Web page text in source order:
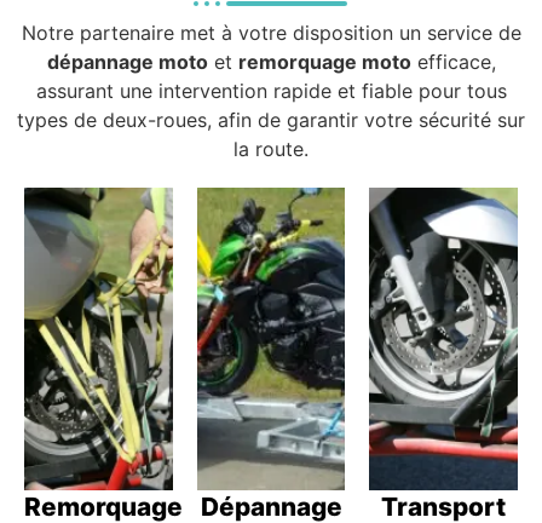
Notre partenaire met à votre disposition un service de
dépannage motoet remorquage motoefficace,
assurant une intervention rapide et fiable pour tous
types de deux-roues, afin de garantir votre sécurité sur
la route.
Remorquage
Dépannage
Transport